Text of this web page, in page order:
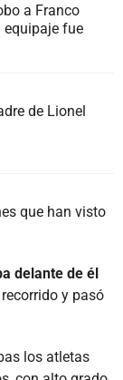
a Franco
equipaje fue
de Lionel
que han visto
delante de él
y pasó
los atletas